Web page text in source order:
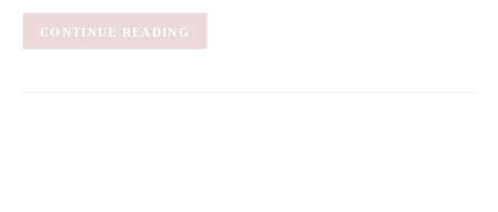
CONTINUE READING